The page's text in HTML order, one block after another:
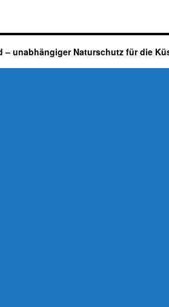
„die
Zahl
– unabhängiger Naturschutz für die